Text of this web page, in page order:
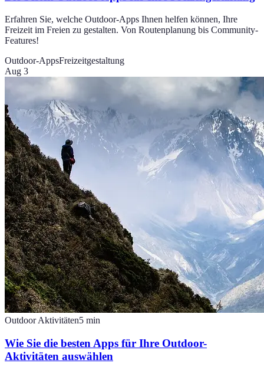
Erfahren Sie, welche Outdoor-Apps Ihnen helfen können, Ihre
Freizeit im Freien zu gestalten. Von Routenplanung bis Community-
Features!
Outdoor-AppsFreizeitgestaltung
Aug 3
Outdoor Aktivitäten5 min
Wie Sie die besten Apps für Ihre Outdoor-
Aktivitäten auswählen